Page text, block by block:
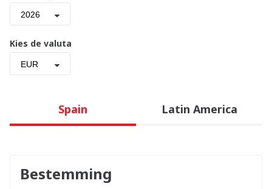
2026
Kies de valuta
EUR
Spain Latin America
Bestemming